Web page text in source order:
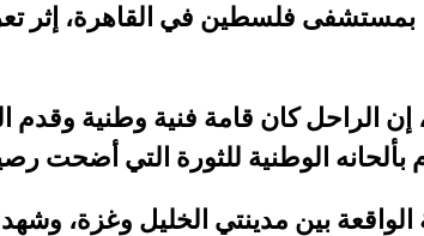
بمستشفى فلسطين في القاهرة، إثر
الراحل كان قامة فنية وطنية وقدم
الوطنية للثورة التي أضحت
1940 في قرية الفالوجة الواقعة بين مدينتي